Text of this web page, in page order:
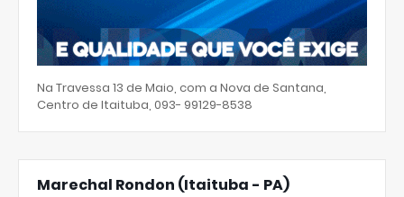
Na Travessa 13 de Maio, com a Nova de Santana,
Centro de Itaituba, 093- 99129-8538
Marechal Rondon (Itaituba - PA)